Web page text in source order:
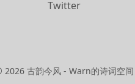
Twitter
2026古韵今风 - Warn的诗词空间